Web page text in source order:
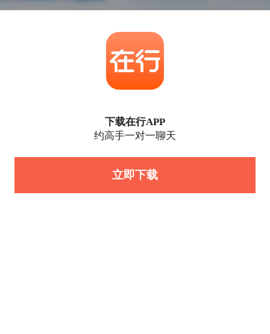
下载在行APP
约高手一对一聊天
立即下载